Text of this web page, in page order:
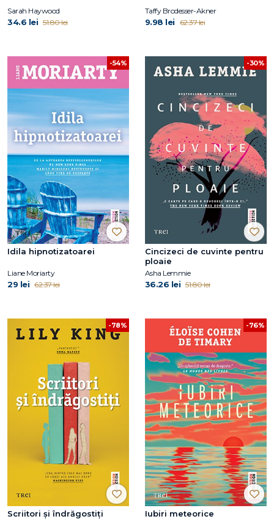
Sarah Haywood
34.6 lei 51.80 lei
Taffy Brodesser-Akner
9.98 lei 62.37 lei
-54%
Idila hipnotizatoarei
Liane Moriarty
29 lei 62.37 lei
-30%
Cincizeci de cuvinte pentru
ploaie
Asha Lemmie
36.26 lei 51.80 lei
-78%
Scriitori și îndrăgostiți
-76%
Iubiri meteorice